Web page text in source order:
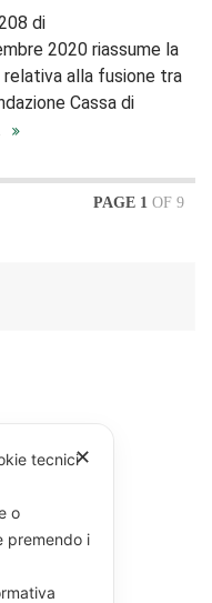
di
2020 riassume la
alla fusione tra
Cassa di
PAGE 1 OF 9
✕
tecnici
o
premendo i